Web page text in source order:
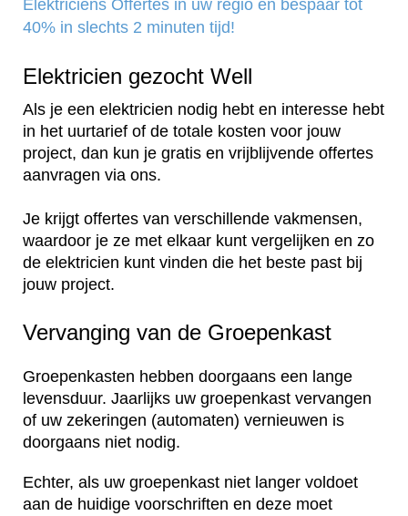
Elektriciens Offertes in uw regio en bespaar tot
40% in slechts 2 minuten tijd!
Elektricien gezocht Well
Als je een elektricien nodig hebt en interesse hebt
in het uurtarief of de totale kosten voor jouw
project, dan kun je gratis en vrijblijvende offertes
aanvragen via ons.
Je krijgt offertes van verschillende vakmensen,
waardoor je ze met elkaar kunt vergelijken en zo
de elektricien kunt vinden die het beste past bij
jouw project.
Vervanging van de Groepenkast
Groepenkasten hebben doorgaans een lange
levensduur. Jaarlijks uw groepenkast vervangen
of uw zekeringen (automaten) vernieuwen is
doorgaans niet nodig.
Echter, als uw groepenkast niet langer voldoet
aan de huidige voorschriften en deze moet